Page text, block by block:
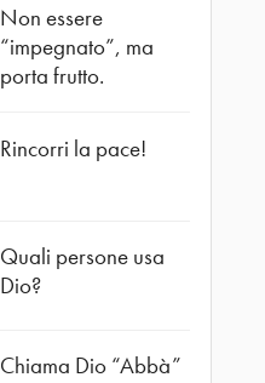
Non essere
“impegnato”, ma
porta frutto.
Rincorri la pace!
Quali persone usa
Dio?
Chiama Dio “Abbà”